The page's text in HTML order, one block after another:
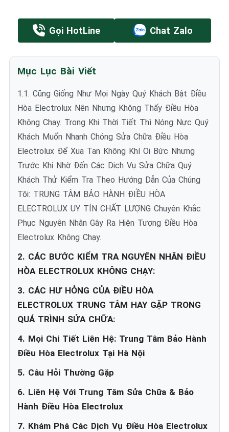
Gọi HotLine Chat Zalo
Mục Lục Bài Viết
1.1. Cũng Giống Như Mọi Ngày Quý Khách Bật Điều
Hòa Electrolux Nên Nhưng Không Thấy Điều Hòa
Không Chạy. Trong Khi Thời Tiết Thì Nóng Nực Quý
Khách Muốn Nhanh Chóng Sửa Chữa Điều Hòa
Electrolux Để Xua Tan Không Khí Oi Bức Nhưng
Trước Khi Nhờ Đến Các Dịch Vụ Sửa Chữa Quý
Khách Thử Kiểm Tra Theo Hướng Dẫn Của Chúng
Tôi: TRUNG TÂM BẢO HÀNH ĐIỀU HÒA
ELECTROLUX UY TÍN CHẤT LƯỢNG Chuyên Khắc
Phục Nguyên Nhân Gây Ra Hiện Tượng Điều Hòa
Electrolux Không Chạy.
2. CÁC BƯỚC KIỂM TRA NGUYÊN NHÂN ĐIỀU
HÒA ELECTROLUX KHÔNG CHẠY:
3. CÁC HƯ HỎNG CỦA ĐIỀU HÒA
ELECTROLUX TRUNG TÂM HAY GẶP TRONG
QUÁ TRÌNH SỬA CHỮA:
4. Mọi Chi Tiết Liên Hệ: Trung Tâm Bảo Hành
Điều Hòa Electrolux Tại Hà Nội
5. Câu Hỏi Thường Gặp
6. Liên Hệ Với Trung Tâm Sửa Chữa & Bảo
Hành Điều Hòa Electrolux
7. Khám Phá Các Dịch Vụ Điều Hòa Electrolux